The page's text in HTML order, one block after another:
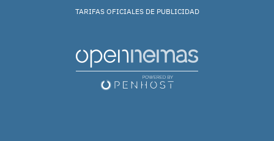
TARIFAS OFICIALES DE PUBLICIDAD